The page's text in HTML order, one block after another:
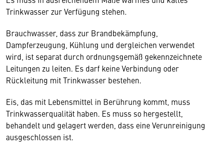
Trinkwasser zur Verfügung stehen.
Brauchwasser, dass zur Brandbekämpfung,
Dampferzeugung, Kühlung und dergleichen verwendet
wird, ist separat durch ordnungsgemäß gekennzeichnete
Leitungen zu leiten. Es darf keine Verbindung oder
Rückleitung mit Trinkwasser bestehen.
Eis, das mit Lebensmittel in Berührung kommt, muss
Trinkwasserqualität haben. Es muss so hergestellt,
behandelt und gelagert werden, dass eine Verunreinigung
ausgeschlossen ist.